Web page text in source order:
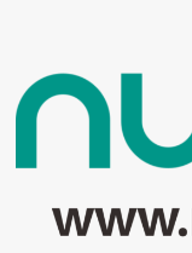
content